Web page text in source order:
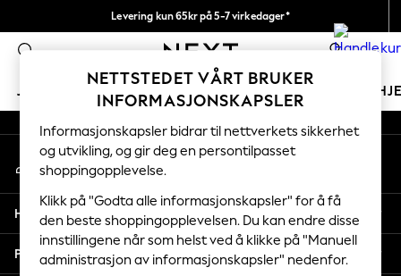
Levering kun 65kr på 5-7 virkedager*
Vi betaler alle tollavgifter 0
JENTER GUTTER BABY KVINNER
GIRLS
New In
50 - 92cm (0 - 24 months)
98 - 110cm (3 - 5 years)
116 - 134cm (6 - 9 years)
140 - 174cm (10 - 15+ years)
Trending: Top & Short Sets
An error occurred on client
Våre sosiale nettverk
Min konto
Logg inn på kontoen din
Hjelp
Personvern & Juridisk
NETTSTEDET VÅRT BRUKER
INFORMASJONSKAPSLER
Informasjonskapsler bidrar til nettverkets sikkerhet
og utvikling, og gir deg en persontilpasset
shoppingopplevelse.
Klikk på "Godta alle informasjonskapsler" for å få
den beste shoppingopplevelsen. Du kan endre disse
innstillingene når som helst ved å klikke på "Manuell
administrasjon av informasjonskapsler" nedenfor.